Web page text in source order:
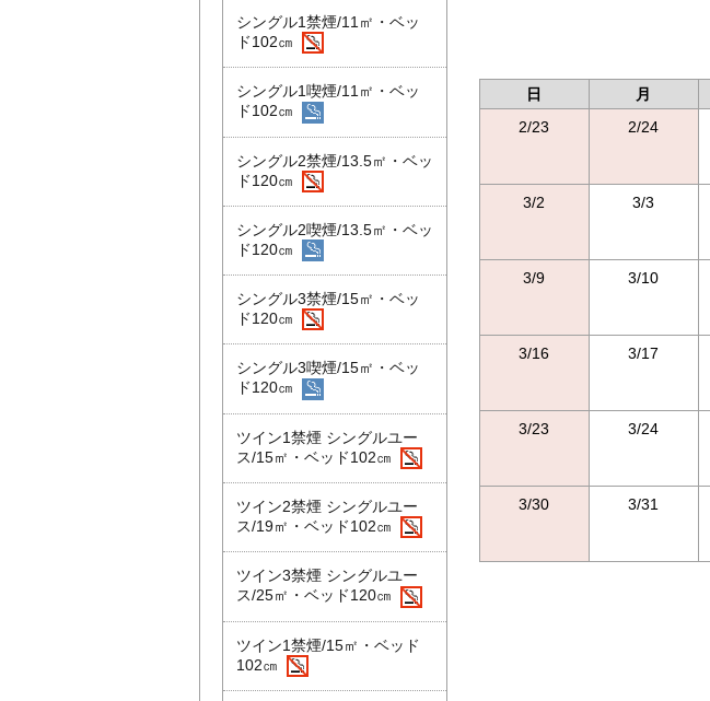
シングル1禁煙/11㎡・ベッ
ド102㎝
シングル1喫煙/11㎡・ベッ
ド102㎝
シングル2禁煙/13.5㎡・ベッ
ド120㎝
シングル2喫煙/13.5㎡・ベッ
ド120㎝
シングル3禁煙/15㎡・ベッ
ド120㎝
シングル3喫煙/15㎡・ベッ
ド120㎝
ツイン1禁煙 シングルユー
ス/15㎡・ベッド102㎝
ツイン2禁煙 シングルユー
ス/19㎡・ベッド102㎝
ツイン3禁煙 シングルユー
ス/25㎡・ベッド120㎝
ツイン1禁煙/15㎡・ベッド
102㎝
日 月
2/23
2/24
3/2 3/3
3/9 3/10
3/16 3/17
3/23 3/24
3/30 3/31